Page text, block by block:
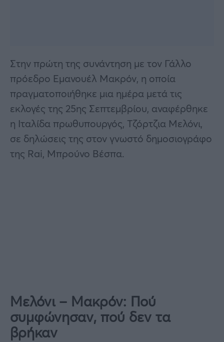
Στην πρώτη της συνάντηση με τον Γάλλο
πρόεδρο Εμανουέλ Μακρόν, η οποία
πραγματοποιήθηκε μια ημέρα μετά τις
εκλογές της 25ης Σεπτεμβρίου, αναφέρθηκε
η Ιταλίδα πρωθυπουργός, Τζόρτζια Μελόνι,
σε δηλώσεις της στον γνωστό δημοσιογράφο
της Rai, Μπρούνο Βέσπα.
Μελόνι – Μακρόν: Πού
συμφώνησαν, πού δεν τα
βρήκαν